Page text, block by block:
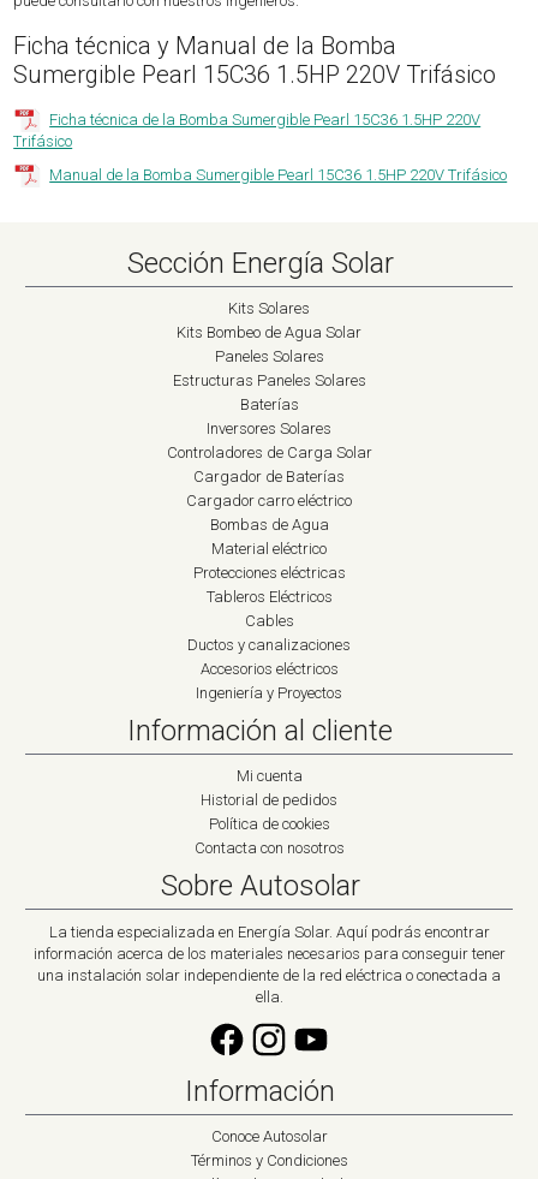
Ficha técnica y Manual de la Bomba
Sumergible Pearl 15C36 1.5HP 220V Trifásico
Ficha técnica de la Bomba Sumergible Pearl 15C36 1.5HP 220V
Trifásico
Manual de la Bomba Sumergible Pearl 15C36 1.5HP 220V Trifásico
Sección Energía Solar
Kits Solares
Kits Bombeo de Agua Solar
Paneles Solares
Estructuras Paneles Solares
Baterías
Inversores Solares
Controladores de Carga Solar
Cargador de Baterías
Cargador carro eléctrico
Bombas de Agua
Material eléctrico
Protecciones eléctricas
Tableros Eléctricos
Cables
Ductos y canalizaciones
Accesorios eléctricos
Ingeniería y Proyectos
Información al cliente
Mi cuenta
Historial de pedidos
Política de cookies
Contacta con nosotros
Sobre Autosolar
La tienda especializada en Energía Solar. Aquí podrás encontrar
información acerca de los materiales necesarios para conseguir tener
una instalación solar independiente de la red eléctrica o conectada a
ella.
Información
Conoce Autosolar
Términos y Condiciones